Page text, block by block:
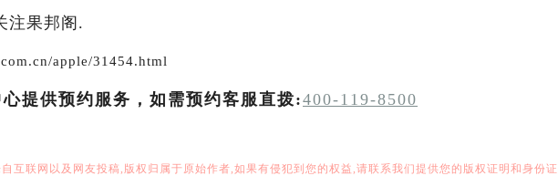
注果邦阁.
apple/31454.html
提供预约服务，如需预约客服直拨:400-119-8500
互联网以及网友投稿,版权归属于原始作者,如果有侵犯到您的权益,请联系我们提供您的版权证明和身份证